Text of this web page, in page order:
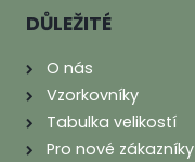
DŮLEŽITÉ
O nás
Vzorkovníky
Tabulka velikostí
Pro nové zákazníky